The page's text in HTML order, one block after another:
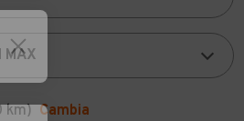
km) Cambia